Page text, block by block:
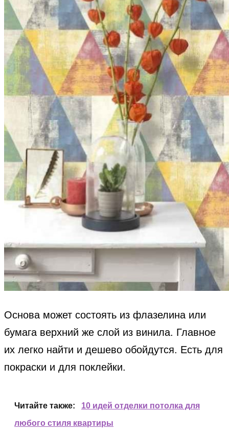
Основа может состоять из флазелина или
бумага верхний же слой из винила. Главное
их легко найти и дешево обойдутся. Есть для
покраски и для поклейки.
Читайте также:
10 идей отделки потолка для
любого стиля квартиры